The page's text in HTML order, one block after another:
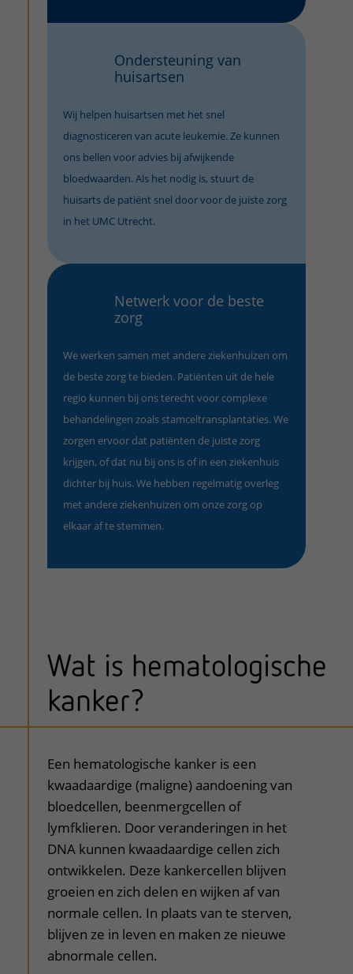
Ondersteuning van
huisartsen
Wij helpen huisartsen met het snel
diagnosticeren van acute leukemie. Ze kunnen
ons bellen voor advies bij afwijkende
bloedwaarden. Als het nodig is, stuurt de
huisarts de patiënt snel door voor de juiste zorg
in het UMC Utrecht.
Netwerk voor de beste
zorg
We werken samen met andere ziekenhuizen om
de beste zorg te bieden. Patiënten uit de hele
regio kunnen bij ons terecht voor complexe
behandelingen zoals stamceltransplantaties. We
zorgen ervoor dat patiënten de juiste zorg
krijgen, of dat nu bij ons is of in een ziekenhuis
dichter bij huis. We hebben regelmatig overleg
met andere ziekenhuizen om onze zorg op
elkaar af te stemmen.
Wat is hematologische
kanker?
uitklapper, klik om te openen
Een hematologische kanker is een
kwaadaardige (maligne) aandoening van
bloedcellen, beenmergcellen of
lymfklieren. Door veranderingen in het
DNA kunnen kwaadaardige cellen zich
ontwikkelen. Deze kankercellen blijven
groeien en zich delen en wijken af van
normale cellen. In plaats van te sterven,
blijven ze in leven en maken ze nieuwe
abnormale cellen.